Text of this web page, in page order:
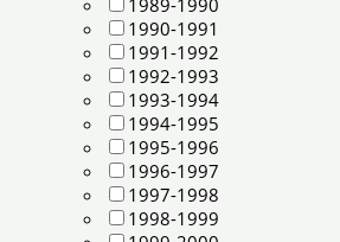
1989-1990
1990-1991
1991-1992
1992-1993
1993-1994
1994-1995
1995-1996
1996-1997
1997-1998
1998-1999